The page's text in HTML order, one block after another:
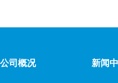
公司概况 新闻